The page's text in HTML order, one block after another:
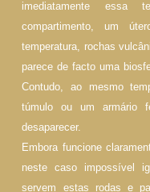
imediatamente essa
compartimento, um
temperatura, rochas
parece de facto uma
Contudo, ao mesmo
túmulo ou um armário
desaparecer.
Embora funcione
neste caso impossível
servem estas rodas e